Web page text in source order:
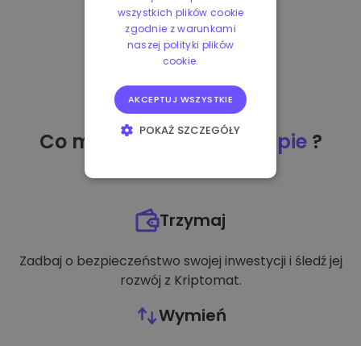
Co mogę zrobićpo zakupie?
Trzymaj
Zadbaj o bezpieczeństwo swojej inwestycji i śledź jej
rozwój z Kriptomat.
Wymień
wszystkich plików cookie
zgodnie z warunkami
naszej polityki plików
cookie.
AKCEPTUJ WSZYSTKIE
POKAŻ SZCZEGÓŁY
TARGETOWANIE
FUNKCJONALNOŚĆ